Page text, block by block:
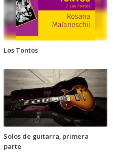
Los Tontos
Solos de guitarra, primera
parte